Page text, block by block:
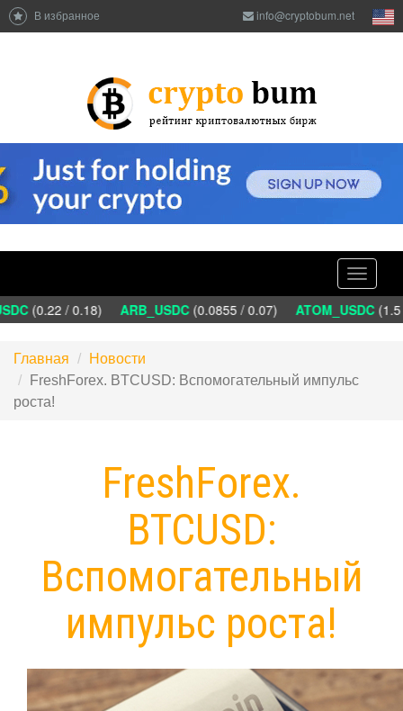
В избранное info@cryptobum.net
Toggle
(0.22 / 0.18) ARB_USDC(0.0855 / 0.07) ATOM_USDC(1.5
Главная
Новости
FreshForex. BTCUSD: Вспомогательный импульс
роста!
FreshForex.
BTCUSD:
Вспомогательный
импульс роста!